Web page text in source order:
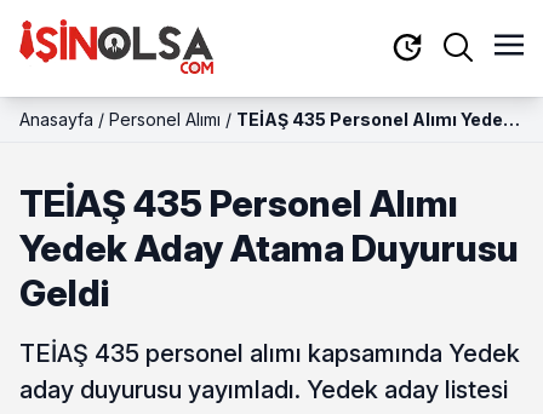
Anasayfa / Personel Alımı / TEİAŞ 435 Personel Alımı Yedek
TEİAŞ 435 Personel Alımı
Yedek Aday Atama Duyurusu
Geldi
TEİAŞ 435 personel alımı kapsamında Yedek
aday duyurusu yayımladı. Yedek aday listesi